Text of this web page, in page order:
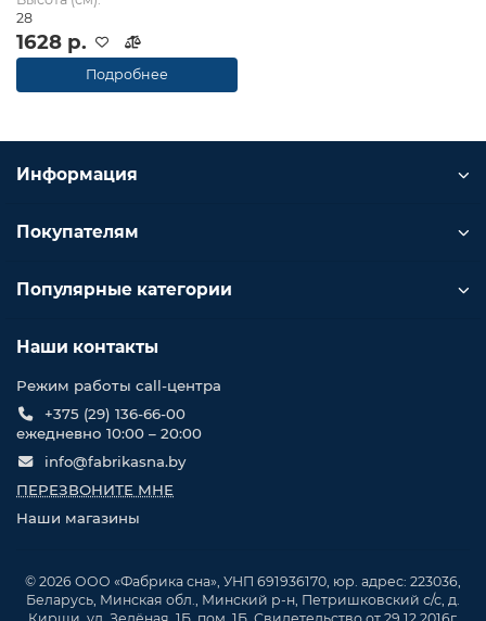
28
1628 р.
Подробнее
Информация
Покупателям
Популярные категории
Наши контакты
Режим работы call-центра
+375 (29) 136-66-00
ежедневно 10:00 – 20:00
info@fabrikasna.by
ПЕРЕЗВОНИТЕ МНЕ
Наши магазины
© 2026 ООО «Фабрика сна», УНП 691936170, юр. адрес: 223036,
Беларусь, Минская обл., Минский р-н, Петришковский с/с, д.